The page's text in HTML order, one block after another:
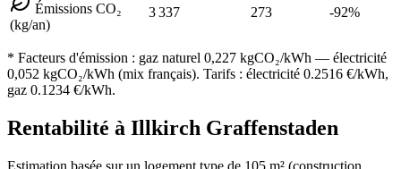
Émissions CO₂
(kg/an)
3 337 273 -92%
* Facteurs d'émission : gaz naturel 0,227 kgCO₂/kWh — électricité
0,052 kgCO₂/kWh (mix français). Tarifs : électricité 0.2516 €/kWh,
gaz 0.1234 €/kWh.
Rentabilité à Illkirch Graffenstaden